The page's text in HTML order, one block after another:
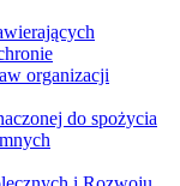
organizacji
do spożycia